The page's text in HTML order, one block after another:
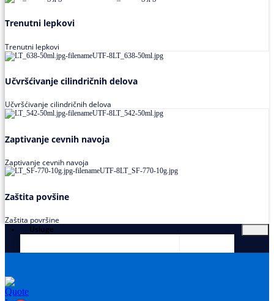
Trenutni lepkovi
Trenutni lepkovi
Učvršćivanje cilindričnih delova
Učvršćivanje cilindričnih delova
Zaptivanje cevnih navoja
Zaptivanje cevnih navoja
Zaštita povšine
Zaštita površine
Usluge